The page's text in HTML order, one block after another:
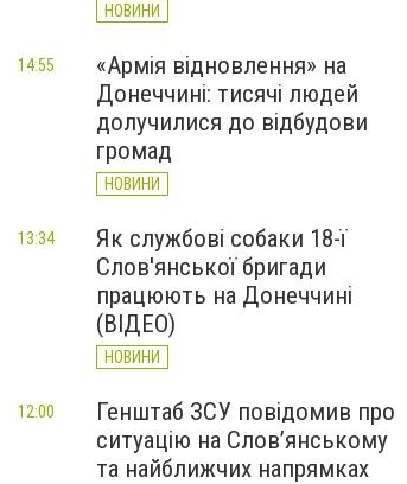
НОВИНИ
«Армія відновлення» на
Донеччині: тисячі людей
долучилися до відбудови
громад
НОВИНИ
14:55
Як службові собаки 18-ї
Слов'янської бригади
працюють на Донеччині
(ВІДЕО)
НОВИНИ
13:34
Генштаб ЗСУ повідомив про
ситуацію на Слов’янському
та найближчих напрямках
12:00